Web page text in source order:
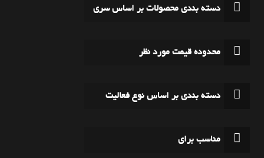
دسته بندی محصولات بر اساس سری
محدوده قیمت مورد نظر
دسته بندی بر اساس نوع فعالیت
مناسب برای